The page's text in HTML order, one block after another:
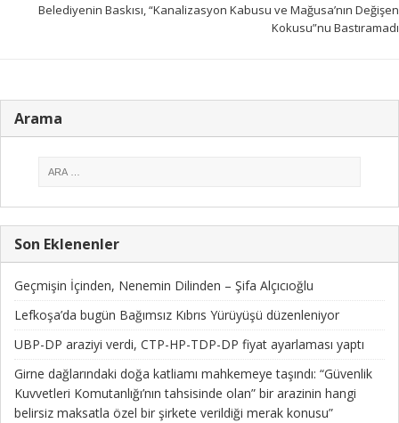
Belediyenin Baskısı, “Kanalizasyon Kabusu ve Mağusa’nın Değişen
Kokusu”nu Bastıramadı
Arama
Son Eklenenler
Geçmişin İçinden, Nenemin Dilinden – Şifa Alçıcıoğlu
Lefkoşa’da bugün Bağımsız Kıbrıs Yürüyüşü düzenleniyor
UBP-DP araziyi verdi, CTP-HP-TDP-DP fiyat ayarlaması yaptı
Girne dağlarındaki doğa katliamı mahkemeye taşındı: “Güvenlik
Kuvvetleri Komutanlığı’nın tahsisinde olan” bir arazinin hangi
belirsiz maksatla özel bir şirkete verildiği merak konusu”